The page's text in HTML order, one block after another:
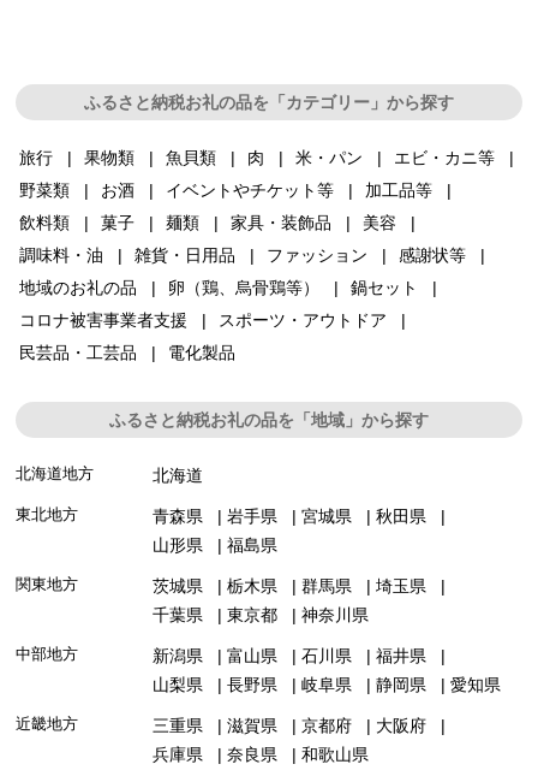
ふるさと納税お礼の品を「カテゴリー」から探す
旅行 果物類 魚貝類 肉 米・パン
エビ・カニ等
野菜類
お酒 イベントやチケット等
加工品等
飲料類
菓子 麺類 家具・装飾品
美容
調味料・油
雑貨・日用品 ファッション
感謝状等
地域のお礼の品
卵（鶏、烏骨鶏等）
鍋セット
コロナ被害事業者支援
スポーツ・アウトドア
民芸品・工芸品
電化製品
ふるさと納税お礼の品を「地域」から探す
北海道地方 北海道
東北地方 青森県 岩手県 宮城県
秋田県
山形県
福島県
関東地方 茨城県 栃木県 群馬県
埼玉県
千葉県
東京都 神奈川県
中部地方 新潟県 富山県 石川県
福井県
山梨県
長野県 岐阜県 静岡県 愛知県
近畿地方 三重県 滋賀県 京都府
大阪府
兵庫県
奈良県 和歌山県